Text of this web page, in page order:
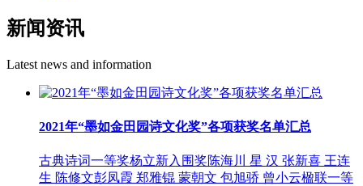
新闻资讯
Latest news and information
2021年“墨如金田园诗文化奖”各项获奖名单汇总
古典诗词一等奖杨立新入围奖陈海川 星 汉 张新喜 王连
生 陈修文彭凤霞 郑雅锟 蒙朝文 包旭骄 曾小云楹联一等